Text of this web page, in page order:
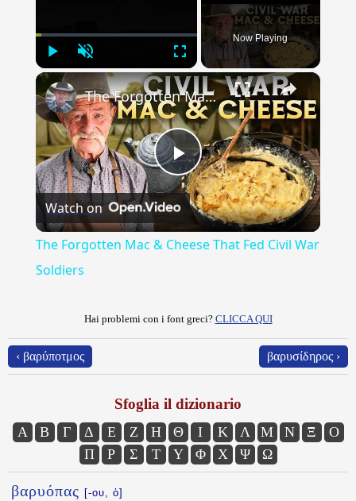
Play Unmute Fullscreen
Now Playing
×
Play
Video
The Forgotten Mac & Cheese That Fed Civil War Soldiers
Watch on
The Forgotten Mac & Cheese That Fed Civil War
Soldiers
Hai problemi con i font greci? CLICCA QUI
‹ βαρύποτμος βαρυσίδηρος ›
Sfoglia il dizionario
Α Β Γ Δ Ε Ζ Η Θ Ι Κ Λ Μ Ν Ξ
Ο
Π
Ρ Σ Τ Υ Φ Χ Ψ Ω
βαρυόπας [-ου, ὁ]